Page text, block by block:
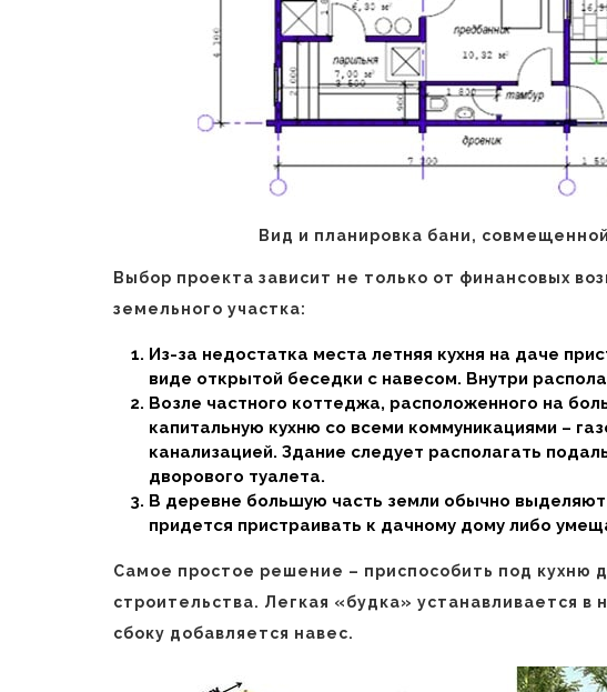
Вид и планировка бани,
Выбор проекта зависит не только от финансовых
земельного участка:
Из-за недостатка места летняя кухня на даче
виде открытой беседки с навесом. Внутри
Возле частного коттеджа, расположенного на
капитальную кухню со всеми коммуникациями –
канализацией. Здание следует располагать
дворового туалета.
В деревне большую часть земли обычно
придется пристраивать к дачному дому либо
Самое простое решение – приспособить под кухню
строительства. Легкая «будка» устанавливается
сбоку добавляется навес.